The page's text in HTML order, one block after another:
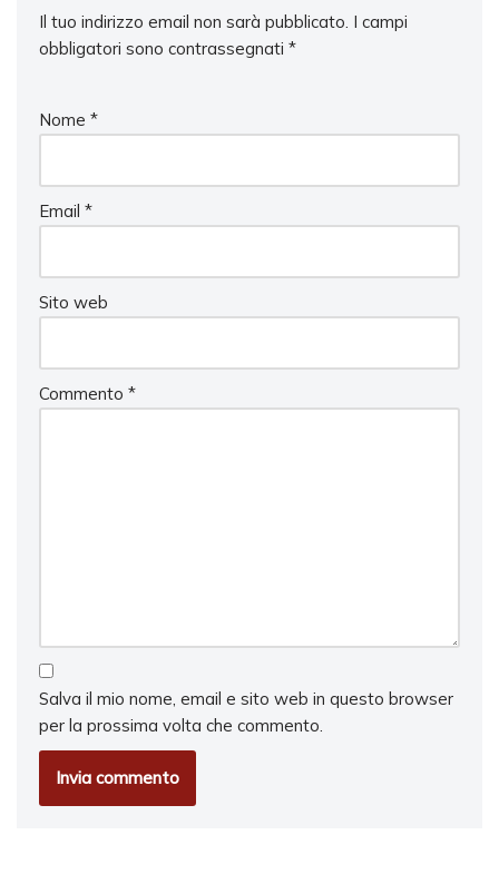
Il tuo indirizzo email non sarà pubblicato. I campi
obbligatori sono contrassegnati *
Nome *
Email *
Sito web
Commento *
Salva il mio nome, email e sito web in questo browser
per la prossima volta che commento.